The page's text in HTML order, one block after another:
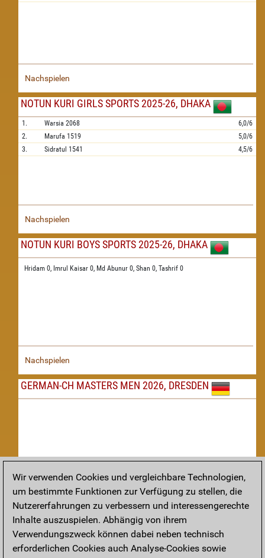
Nachspielen
NOTUN KURI GIRLS SPORTS 2025-26, DHAKA
1. Warsia 2068
6,0/6
2.
Marufa 1519
5,0/6
3.
Sidratul 1541 4,5/6
Nachspielen
NOTUN KURI BOYS SPORTS 2025-26, DHAKA
Hridam 0, Imrul Kaisar 0, Md Abunur 0, Shan 0, Tashrif 0
Nachspielen
GERMAN-CH MASTERS MEN 2026, DRESDEN
Nachspielen
TAKTIK
Taktikstellungen aus den heutigen Partien
Wir verwenden Cookies und vergleichbare Technologien,
um bestimmte Funktionen zur Verfügung zu stellen, die
Nutzererfahrungen zu verbessern und interessengerechte
Inhalte auszuspielen. Abhängig von ihrem
Verwendungszweck können dabei neben technisch
erforderlichen Cookies auch Analyse-Cookies sowie